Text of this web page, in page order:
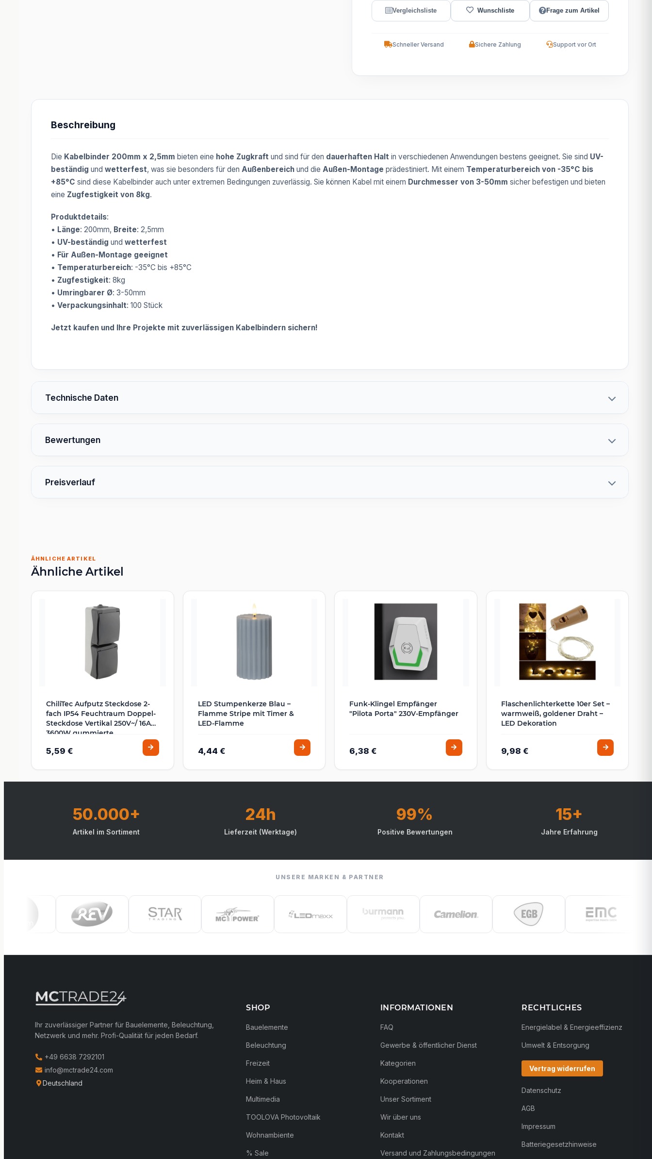
Frage zum Artikel
Schneller Versand Sichere Zahlung Support vor Ort
Beschreibung
Die Kabelbinder 200mm x 2,5mm bieten eine hohe Zugkraft und sind für den dauerhaften Halt in verschiedenen Anwendungen bestens geeignet. Sie sind UV-
beständig und wetterfest, was sie besonders für den Außenbereich und die Außen-Montage prädestiniert. Mit einem Temperaturbereich von -35°C bis
+85°C sind diese Kabelbinder auch unter extremen Bedingungen zuverlässig. Sie können Kabel mit einem Durchmesser von 3-50mm sicher befestigen und bieten
eine Zugfestigkeit von 8kg.
Produktdetails:
• Länge: 200mm, Breite: 2,5mm
• UV-beständig und wetterfest
• Für Außen-Montage geeignet
• Temperaturbereich: -35°C bis +85°C
• Zugfestigkeit: 8kg
• Umringbarer Ø: 3-50mm
• Verpackungsinhalt: 100 Stück
Jetzt kaufen und Ihre Projekte mit zuverlässigen Kabelbindern sichern!
Technische Daten
Bewertungen
Preisverlauf
ÄHNLICHE ARTIKEL
Ähnliche Artikel
ChiliTec Aufputz Steckdose 2-
fach IP54 Feuchtraum Doppel-
Steckdose Vertikal 250V~/ 16A
3600W gummierte
5,59 €
LED Stumpenkerze Blau –
Flamme Stripe mit Timer &
LED-Flamme
4,44 €
Funk-Klingel Empfänger
"Pilota Porta" 230V-Empfänger
6,38 €
Flaschenlichterkette 10er Set –
warmweiß, goldener Draht –
LED Dekoration
9,98 €
50.000+
Artikel im Sortiment
24h
Lieferzeit (Werktage)
99%
Positive Bewertungen
15+
Jahre Erfahrung
UNSERE MARKEN & PARTNER
Ihr zuverlässiger Partner für Bauelemente, Beleuchtung,
Netzwerk und mehr. Profi-Qualität für jeden Bedarf.
+49 6638 7292101
info@mctrade24.com
Deutschland
SHOP
Bauelemente
Beleuchtung
Freizeit
Heim & Haus
Multimedia
TOOLOVA Photovoltaik
Wohnambiente
% Sale
INFORMATIONEN
FAQ
Gewerbe & öffentlicher Dienst
Kategorien
Kooperationen
Unser Sortiment
Wir über uns
Kontakt
Versand und Zahlungsbedingungen
RECHTLICHES
Energielabel & Energieeffizienz
Umwelt & Entsorgung
Vertrag widerrufen
Datenschutz
AGB
Impressum
Batteriegesetzhinweise